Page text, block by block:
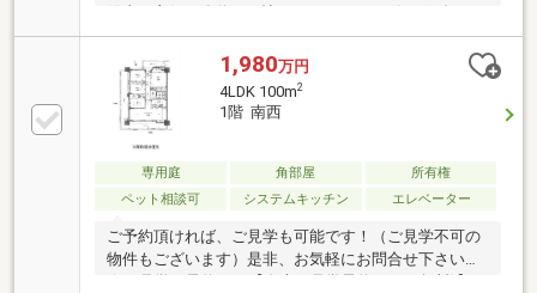
陽当り良好。〇約12.9帖のゆとりあるリビングダイニ
ング。〇各居室６帖以上あり。〇押入やクローゼット
など、収納が豊富です。〇敷地内平面駐車場1台無
償。
1,980万円
4LDK 100m2
1階 南西
専用庭 角部屋
所有権
ペット相談可
システムキッチン エレベーター
ご予約頂ければ、ご見学も可能です！（ご見学不可の
物件もございます）是非、お気軽にお問合せ下さい！
☆ご見学の予約は→【右上の見学予約する（無料)】を